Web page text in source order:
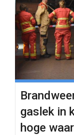
gaslek in
hoge